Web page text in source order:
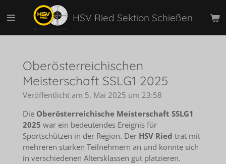
Hauptinhalt
springen
HSV Ried Sektion Schießen
Oberösterreichischen
Meisterschaft SSLG1 2025
Veröffentlicht am 5. Mai 2025 um 23:58
Die Oberösterreichische Meisterschaft SSLG1
2025 war ein bedeutendes Ereignis für
Sportschützen in der Region. Der HSV Ried trat mit
mehreren starken Teilnehmern an und konnte sich
in verschiedenen Altersklassen gut platzieren.